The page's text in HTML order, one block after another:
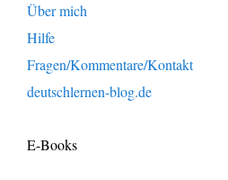
Über mich
Hilfe
Fragen/Kommentare/Kontakt
deutschlernen-blog.de
E-Books